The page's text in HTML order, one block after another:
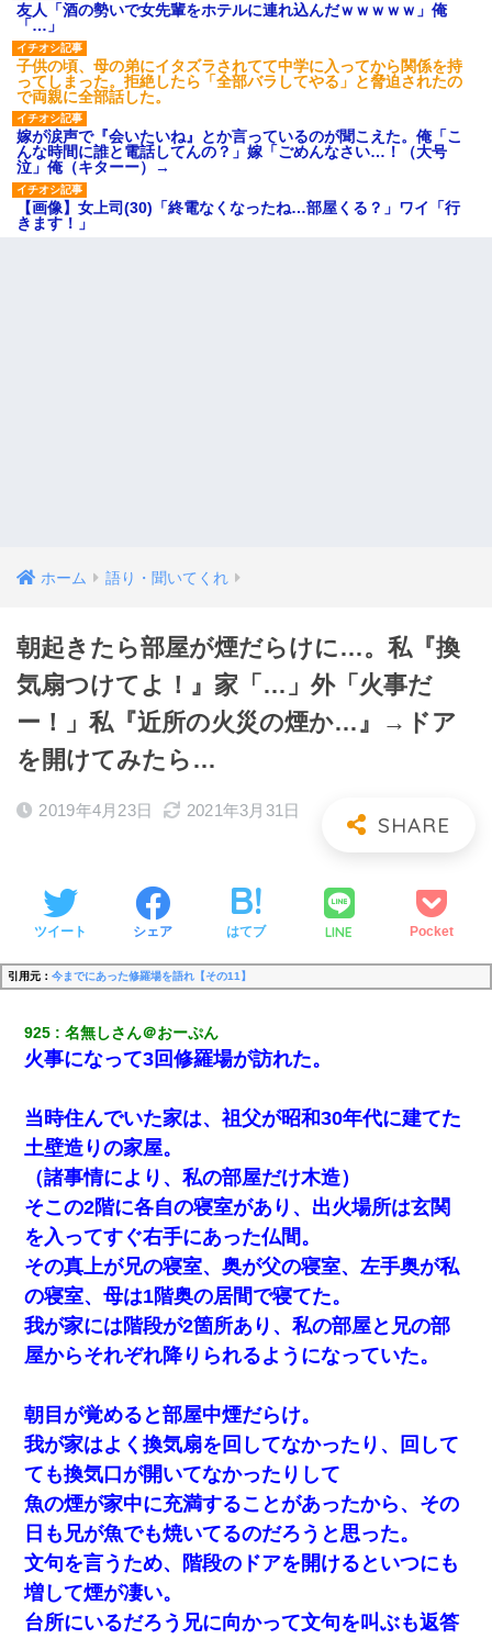
友人「酒の勢いで女先輩をホテルに連れ込んだｗｗｗｗｗ」俺
「…」
子供の頃、母の弟にイタズラされてて中学に入ってから関係を持
ってしまった。拒絶したら「全部バラしてやる」と脅迫されたの
で両親に全部話した。
嫁が涙声で『会いたいね』とか言っているのが聞こえた。俺「こ
んな時間に誰と電話してんの？」嫁「ごめんなさい…！（大号
泣」俺（キターー）→
【画像】女上司(30)「終電なくなったね…部屋くる？」ワイ「行
きます！」
ホーム 語り・聞いてくれ
朝起きたら部屋が煙だらけに…。私『換
気扇つけてよ！』家「…」外「火事だ
ー！」私『近所の火災の煙か…』→ドア
を開けてみたら…
2019年4月23日 2021年3月31日
ツイート シェア はてブ LINE Pocket
引用元： 今までにあった修羅場を語れ【その11】
925 名無しさん＠おーぷん
火事になって3回修羅場が訪れた。
当時住んでいた家は、祖父が昭和30年代に建てた
土壁造りの家屋。
（諸事情により、私の部屋だけ木造）
そこの2階に各自の寝室があり、出火場所は玄関
を入ってすぐ右手にあった仏間。
その真上が兄の寝室、奥が父の寝室、左手奥が私
の寝室、母は1階奥の居間で寝てた。
我が家には階段が2箇所あり、私の部屋と兄の部
屋からそれぞれ降りられるようになっていた。
朝目が覚めると部屋中煙だらけ。
我が家はよく換気扇を回してなかったり、回して
ても換気口が開いてなかったりして
魚の煙が家中に充満することがあったから、その
日も兄が魚でも焼いてるのだろうと思った。
文句を言うため、階段のドアを開けるといつにも
増して煙が凄い。
台所にいるだろう兄に向かって文句を叫ぶも返答